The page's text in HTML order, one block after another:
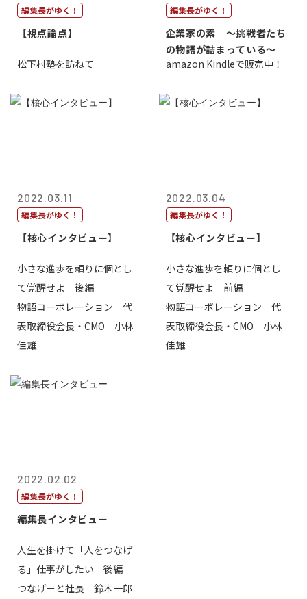
編集長がゆく！
【視点論点】
松下村塾を訪ねて
編集長がゆく！
企業家の素 〜挑戦者たち
の物語が詰まっている〜
amazon Kindleで販売中！
2022.03.11
編集長がゆく！
【核心インタビュー】
小さな進歩を頼りに個とし
て覚醒せよ 後編
物語コーポレーション 代
表取締役会長・CMO 小林
佳雄
2022.03.04
編集長がゆく！
【核心インタビュー】
小さな進歩を頼りに個とし
て覚醒せよ 前編
物語コーポレーション 代
表取締役会長・CMO 小林
佳雄
2022.02.02
編集長がゆく！
編集長インタビュー
人生を掛けて「人をつなげ
る」仕事がしたい 後編
つなげーと社長 鈴木一郎